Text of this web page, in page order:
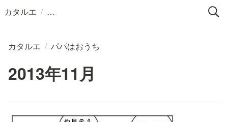
カタルエ /
カタルエ / パパはおうち
2013年11月